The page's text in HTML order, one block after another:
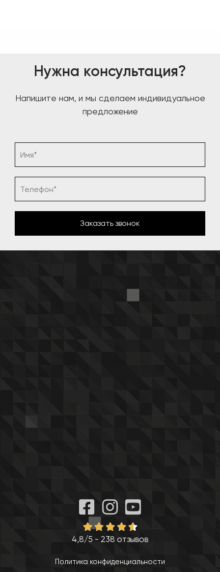
Нужна консультация?
Напишите нам, и мы сделаем индивидуальное
предложение
4,8/5 - 238 отзывов
Политика конфиденциальности